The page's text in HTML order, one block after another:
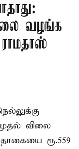
வழங்க
விலை
ரூ.559